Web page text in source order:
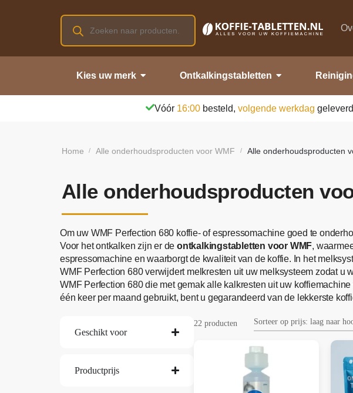
Kies uw merk Ontkalkingstabletten
Vóór 16:00 besteld, volgende werkdag
Home / Alle onderhoudsproducten voor WMF / Alle onderhoudsproducten
Alle onderhoudsproducten
Om uw WMF Perfection 680 koffie- of espressomachine goed te
Voor het ontkalken zijn er deontkalkingstabletten voor WMF,
espressomachine en waarborgt de kwaliteit van de koffie. In het
WMF Perfection 680 verwijdert melkresten uit uw melksysteem zodat
WMF Perfection 680 die met gemak alle kalkresten uit uw
één keer per maand gebruikt, bent u gegarandeerd van de lekkerste
Geschikt voor
Productprijs
22 producten